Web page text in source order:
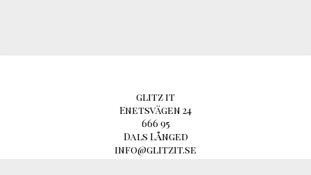
glitz it
Enetsvägen 24
666 95
Dals Långed
info@glitzit.se